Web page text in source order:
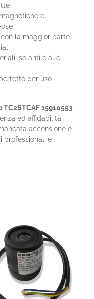
e
la maggior parte
isolanti e alle
per uso
15910553
ed affidabilità
accensione e
professionali e